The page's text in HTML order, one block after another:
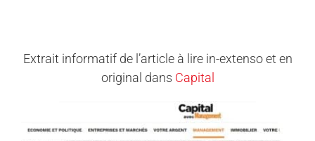
Extrait informatif de l’article à lire in-extenso et en
original dans Capital